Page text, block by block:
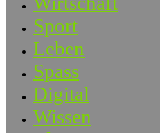
Sport
Leben
Spass
Digital
Wissen